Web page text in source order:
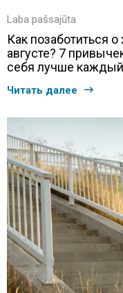
Laba pašsajūta
Как позаботиться
августе? 7
себя лучше
Читать далее